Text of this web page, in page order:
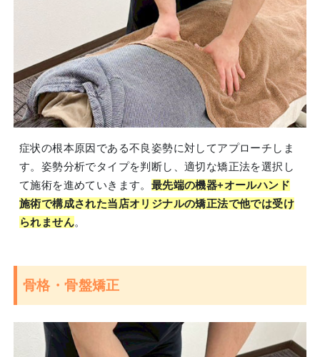
症状の根本原因である不良姿勢に対してアプローチしま
す。姿勢分析でタイプを判断し、適切な矯正法を選択し
て施術を進めていきます。 最先端の機器+オールハンド
施術で構成された当店オリジナルの矯正法で他では受け
られません。
骨格・骨盤矯正